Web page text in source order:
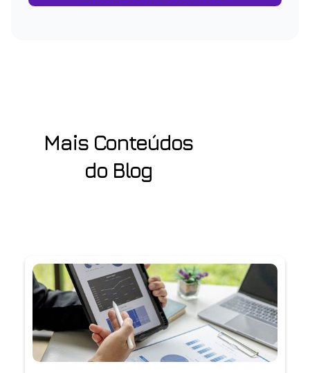
Mais Conteúdos
do Blog